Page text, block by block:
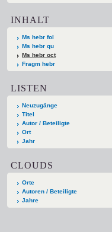
INHALT
Ms hebr fol
Ms hebr qu
Ms hebr oct
Fragm hebr
LISTEN
Neuzugänge
Titel
Autor / Beteiligte
Ort
Jahr
CLOUDS
Orte
Autoren / Beteiligte
Jahre